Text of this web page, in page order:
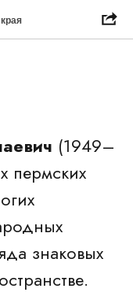
(1949–
пермских
знаковых